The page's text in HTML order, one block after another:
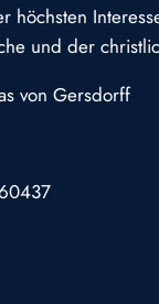
höchsten
und der
von Gersdorff